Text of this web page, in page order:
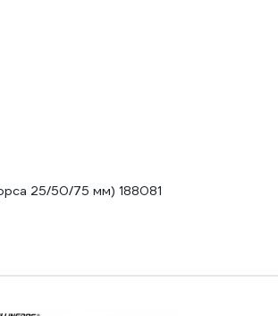
25/50/75 мм) 188081